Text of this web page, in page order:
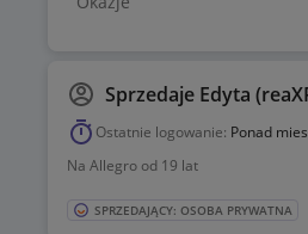
Sprzedaje Edyta
Ostatnie logowanie: Ponad
Na Allegro od 19 lat
SPRZEDAJĄCY: OSOBA PRYWATNA